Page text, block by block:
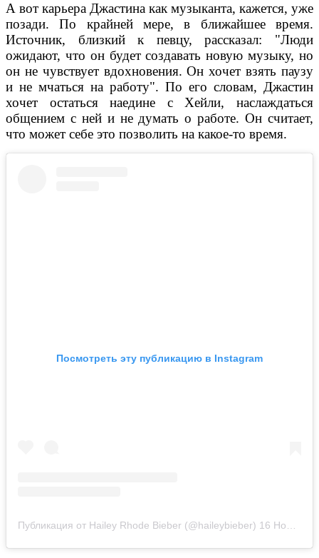
А вот карьера Джастина как музыканта, кажется, уже
позади. По крайней мере, в ближайшее время.
Источник, близкий к певцу, рассказал: "Люди
ожидают, что он будет создавать новую музыку, но
он не чувствует вдохновения. Он хочет взять паузу
и не мчаться на работу". По его словам, Джастин
хочет остаться наедине с Хейли, наслаждаться
общением с ней и не думать о работе. Он считает,
что может себе это позволить на какое-то время.
Посмотреть эту публикацию в Instagram
Публикация от Hailey Rhode Bieber (@haileybieber) 16 Ноя 2018 в 8:55 PST